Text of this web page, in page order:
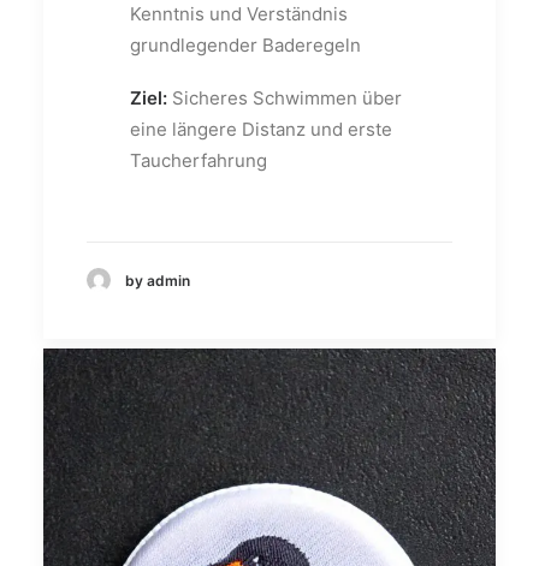
Kenntnis und Verständnis
grundlegender Baderegeln
Ziel: Sicheres Schwimmen über
eine längere Distanz und erste
Taucherfahrung
by admin